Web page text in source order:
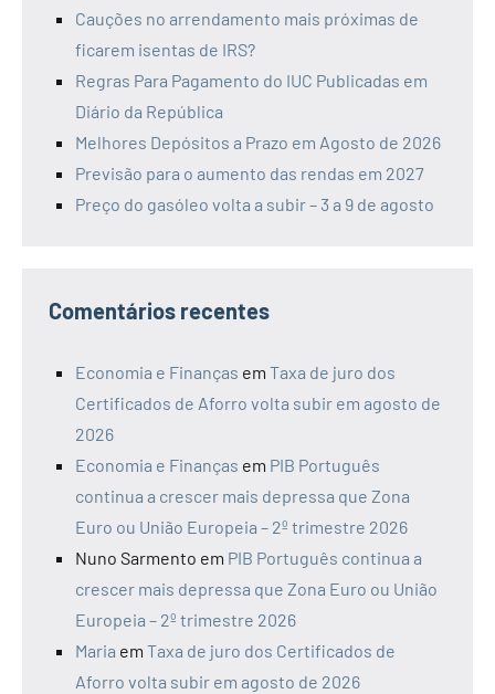
Cauções no arrendamento mais próximas de
ficarem isentas de IRS?
Regras Para Pagamento do IUC Publicadas em
Diário da República
Melhores Depósitos a Prazo em Agosto de 2026
Previsão para o aumento das rendas em 2027
Preço do gasóleo volta a subir – 3 a 9 de agosto
Comentários recentes
Economia e Finanças em Taxa de juro dos
Certificados de Aforro volta subir em agosto de
2026
Economia e Finanças em PIB Português
continua a crescer mais depressa que Zona
Euro ou União Europeia – 2º trimestre 2026
Nuno Sarmento em PIB Português continua a
crescer mais depressa que Zona Euro ou União
Europeia – 2º trimestre 2026
Maria em Taxa de juro dos Certificados de
Aforro volta subir em agosto de 2026